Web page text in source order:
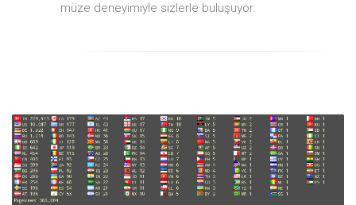
müze deneyimiyle sizlerle buluşuyor.